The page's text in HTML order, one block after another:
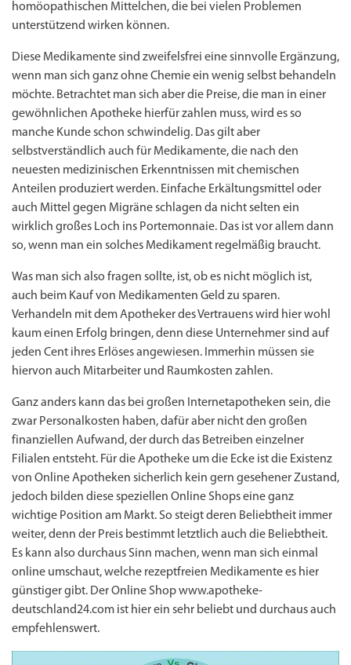
homöopathischen Mittelchen, die bei vielen Problemen
unterstützend wirken können.
Diese Medikamente sind zweifelsfrei eine sinnvolle Ergänzung,
wenn man sich ganz ohne Chemie ein wenig selbst behandeln
möchte. Betrachtet man sich aber die Preise, die man in einer
gewöhnlichen Apotheke hierfür zahlen muss, wird es so
manche Kunde schon schwindelig. Das gilt aber
selbstverständlich auch für Medikamente, die nach den
neuesten medizinischen Erkenntnissen mit chemischen
Anteilen produziert werden. Einfache Erkältungsmittel oder
auch Mittel gegen Migräne schlagen da nicht selten ein
wirklich großes Loch ins Portemonnaie. Das ist vor allem dann
so, wenn man ein solches Medikament regelmäßig braucht.
Was man sich also fragen sollte, ist, ob es nicht möglich ist,
auch beim Kauf von Medikamenten Geld zu sparen.
Verhandeln mit dem Apotheker des Vertrauens wird hier wohl
kaum einen Erfolg bringen, denn diese Unternehmer sind auf
jeden Cent ihres Erlöses angewiesen. Immerhin müssen sie
hiervon auch Mitarbeiter und Raumkosten zahlen.
Ganz anders kann das bei großen Internetapotheken sein, die
zwar Personalkosten haben, dafür aber nicht den großen
finanziellen Aufwand, der durch das Betreiben einzelner
Filialen entsteht. Für die Apotheke um die Ecke ist die Existenz
von Online Apotheken sicherlich kein gern gesehener Zustand,
jedoch bilden diese speziellen Online Shops eine ganz
wichtige Position am Markt. So steigt deren Beliebtheit immer
weiter, denn der Preis bestimmt letztlich auch die Beliebtheit.
Es kann also durchaus Sinn machen, wenn man sich einmal
online umschaut, welche rezeptfreien Medikamente es hier
günstiger gibt. Der Online Shop www.apotheke-
deutschland24.com ist hier ein sehr beliebt und durchaus auch
empfehlenswert.